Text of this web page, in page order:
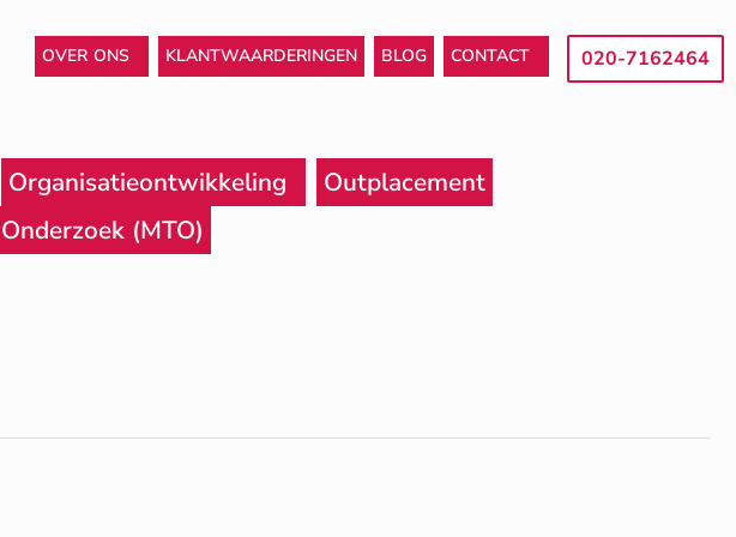
OVER ONS KLANTWAARDERINGEN BLOG CONTACT 020-7162464
Organisatieontwikkeling
Outplacement
(MTO)